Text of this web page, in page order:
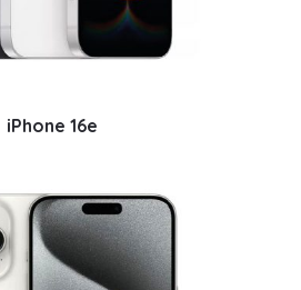
iPhone 16e